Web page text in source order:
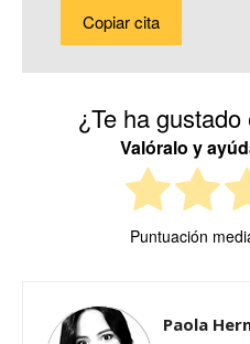
Copiar cita
¿Te ha
Valóralo y
Puntuación
Paola